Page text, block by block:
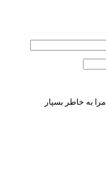
مرا به خاطر بسپار